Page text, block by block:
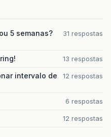
5 semanas?
31 respostas
13 respostas
intervalo de
12 respostas
6 respostas
12 respostas